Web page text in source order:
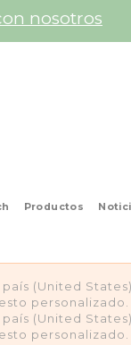
nosotros
Productos
(United
personalizado.
(United
personalizado.